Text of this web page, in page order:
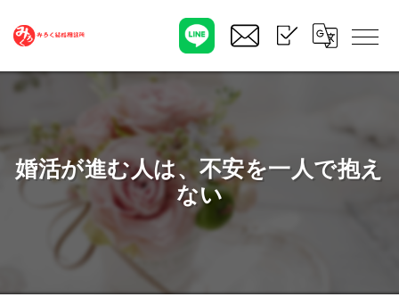
婚活が進む人は、不安を一人で抱え
ない